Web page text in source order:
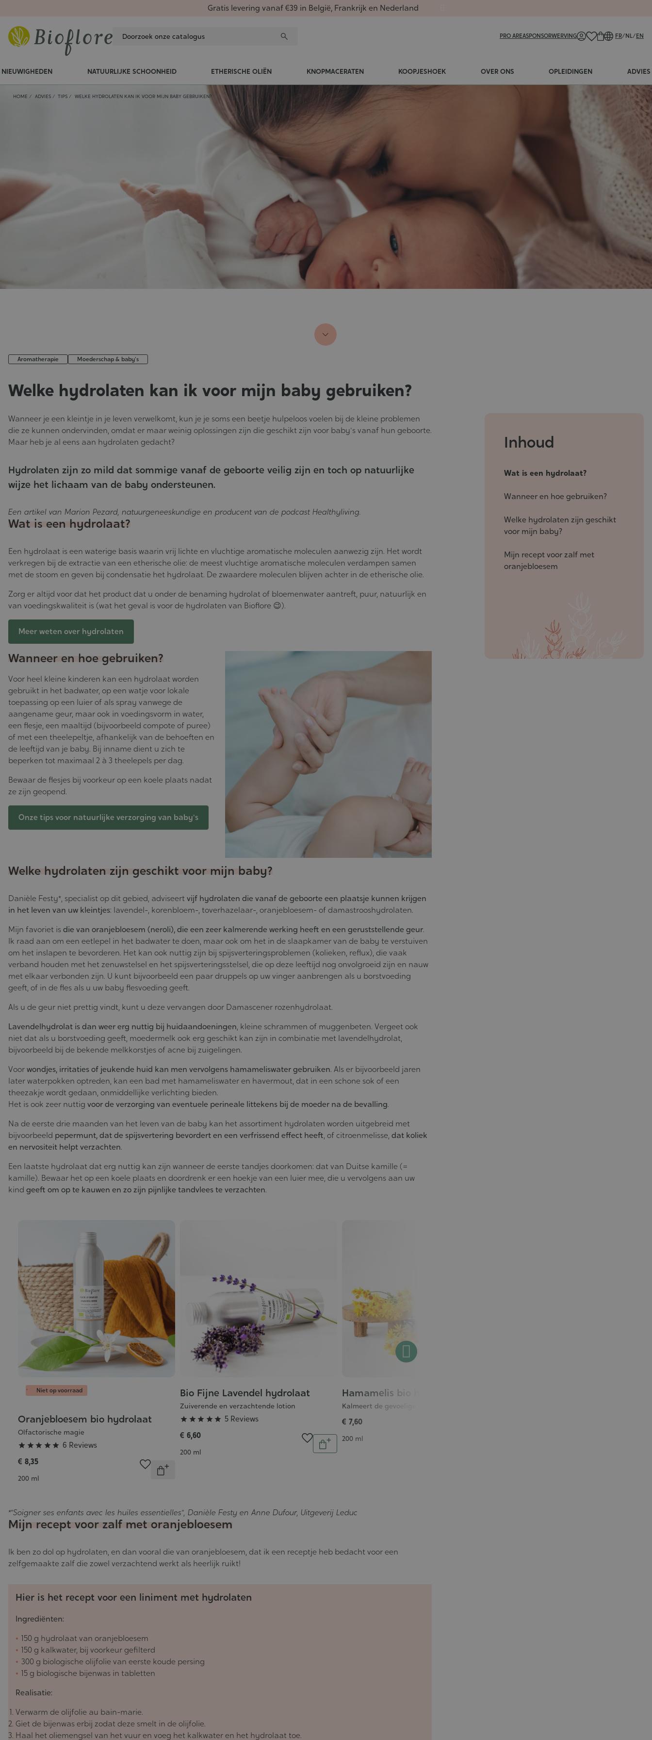
Gratis levering vanaf €39 in België, Frankrijk en Nederland
PRO AREASPONSORWERVING FR/NL/EN
NIEUWIGHEDEN NATUURLIJKE SCHOONHEID ETHERISCHE OLIËN KNOPMACERATEN KOOPJESHOEK OVER ONS OPLEIDINGEN ADVIES
HOME ADVIES TIPS WELKE HYDROLATEN KAN IK VOOR MIJN BABY GEBRUIKEN?
Aromatherapie Moederschap & baby's
Welke hydrolaten kan ik voor mijn baby gebruiken?
Inhoud
Wat is een hydrolaat?
Wanneer en hoe gebruiken?
Welke hydrolaten zijn geschikt
voor mijn baby?
Mijn recept voor zalf met
oranjebloesem
Wanneer je een kleintje in je leven verwelkomt, kun je je soms een beetje hulpeloos voelen bij de kleine problemen
die ze kunnen ondervinden, omdat er maar weinig oplossingen zijn die geschikt zijn voor baby's vanaf hun geboorte.
Maar heb je al eens aan hydrolaten gedacht?
Hydrolaten zijn zo mild dat sommige vanaf de geboorte veilig zijn en toch op natuurlijke
wijze het lichaam van de baby ondersteunen.
Een artikel van Marion Pezard, natuurgeneeskundige en producent van de podcast Healthyliving.
Wat is een hydrolaat?
Een hydrolaat is een waterige basis waarin vrij lichte en vluchtige aromatische moleculen aanwezig zijn. Het wordt
verkregen bij de extractie van een etherische olie: de meest vluchtige aromatische moleculen verdampen samen
met de stoom en geven bij condensatie het hydrolaat. De zwaardere moleculen blijven achter in de etherische olie.
Zorg er altijd voor dat het product dat u onder de benaming hydrolat of bloemenwater aantreft, puur, natuurlijk en
van voedingskwaliteit is (wat het geval is voor de hydrolaten van Bioflore 😉).
Meer weten over hydrolaten
Wanneer en hoe gebruiken?
Voor heel kleine kinderen kan een hydrolaat worden
gebruikt in het badwater, op een watje voor lokale
toepassing op een luier of als spray vanwege de
aangename geur, maar ook in voedingsvorm in water,
een flesje, een maaltijd (bijvoorbeeld compote of puree)
of met een theelepeltje, afhankelijk van de behoeften en
de leeftijd van je baby. Bij inname dient u zich te
beperken tot maximaal 2 à 3 theelepels per dag.
Bewaar de flesjes bij voorkeur op een koele plaats nadat
ze zijn geopend.
Onze tips voor natuurlijke verzorging van baby's
Welke hydrolaten zijn geschikt voor mijn baby?
Danièle Festy*, specialist op dit gebied, adviseertvijf hydrolaten die vanaf de geboorte een plaatsje kunnen krijgen
in het leven van uw kleintjes: lavendel-, korenbloem-, toverhazelaar-, oranjebloesem- of damastrooshydrolaten.
Mijn favoriet isdie van oranjebloesem (neroli), die een zeer kalmerende werking heeft en een geruststellende geur.
Ik raad aan om een eetlepel in het badwater te doen, maar ook om het in de slaapkamer van de baby te verstuiven
om het inslapen te bevorderen. Het kan ook nuttig zijn bij spijsverteringsproblemen (kolieken, reflux), die vaak
verband houden met het zenuwstelsel en het spijsverteringsstelsel, die op deze leeftijd nog onvolgroeid zijn en nauw
met elkaar verbonden zijn. U kunt bijvoorbeeld een paar druppels op uw vinger aanbrengen als u borstvoeding
geeft, of in de fles als u uw baby flesvoeding geeft.
Als u de geur niet prettig vindt, kunt u deze vervangen door Damascener rozenhydrolaat.
Lavendelhydrolat is dan weer erg nuttig bij huidaandoeningen, kleine schrammen of muggenbeten. Vergeet ook
niet dat als u borstvoeding geeft, moedermelk ook erg geschikt kan zijn in combinatie met lavendelhydrolat,
bijvoorbeeld bij de bekende melkkorstjes of acne bij zuigelingen.
Voorwondjes, irritaties of jeukende huid kan men vervolgens hamameliswater gebruiken. Als er bijvoorbeeld jaren
later waterpokken optreden, kan een bad met hamameliswater en havermout, dat in een schone sok of een
theezakje wordt gedaan, onmiddellijke verlichting bieden.
Het is ook zeer nuttig voor de verzorging van eventuele perineale littekens bij de moeder na de bevalling.
Na de eerste drie maanden van het leven van de baby kan het assortiment hydrolaten worden uitgebreid met
bijvoorbeeld pepermunt, dat de spijsvertering bevordert en een verfrissend effect heeft, of citroenmelisse, dat koliek
en nervositeit helpt verzachten.
Een laatste hydrolaat dat erg nuttig kan zijn wanneer de eerste tandjes doorkomen: dat van Duitse kamille (=
kamille). Bewaar het op een koele plaats en doordrenk er een hoekje van een luier mee, die u vervolgens aan uw
kind geeft om op te kauwen en zo zijn pijnlijke tandvlees te verzachten.
Niet op voorraad
Oranjebloesem bio hydrolaat
Olfactorische magie
Grade
:
5/5
     6 Reviews
€ 8,35
Inhoud
200 ml
Aantal
Onbeschikbaar
Bio Fijne Lavendel hydrolaat
Zuiverende en verzachtende lotion
Grade
:
5/5
     5 Reviews
€ 6,60
Inhoud
200 ml
Aantal
In
Hamamelis bio hydrolaat
Kalmeert de gevoelige huid
€ 7,60
Inhoud
200 ml
*"Soigner ses enfants avec les huiles essentielles", Danièle Festy en Anne Dufour, Uitgeverij Leduc
Mijn recept voor zalf met oranjebloesem
Ik ben zo dol op hydrolaten, en dan vooral die van oranjebloesem, dat ik een receptje heb bedacht voor een
zelfgemaakte zalf die zowel verzachtend werkt als heerlijk ruikt!
Hier is het recept voor een liniment met hydrolaten
Ingrediënten:
150 g hydrolaat van oranjebloesem
150 g kalkwater, bij voorkeur gefilterd
300 g biologische olijfolie van eerste koude persing
15 g biologische bijenwas in tabletten
Realisatie:
Verwarm de olijfolie au bain-marie.
Giet de bijenwas erbij zodat deze smelt in de olijfolie.
Haal het oliemengsel van het vuur en voeg het kalkwater en het hydrolaat toe.